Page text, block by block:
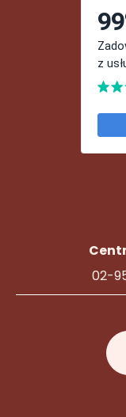
02-